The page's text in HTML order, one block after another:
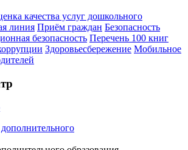
качества услуг дошкольного
линия Приём граждан Безопасность
безопасность Перечень 100 книг
Здоровьесбережение Мобильное